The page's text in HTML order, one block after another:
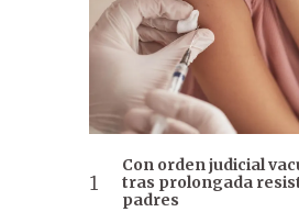
Con orden judicial
tras prolongada
padres